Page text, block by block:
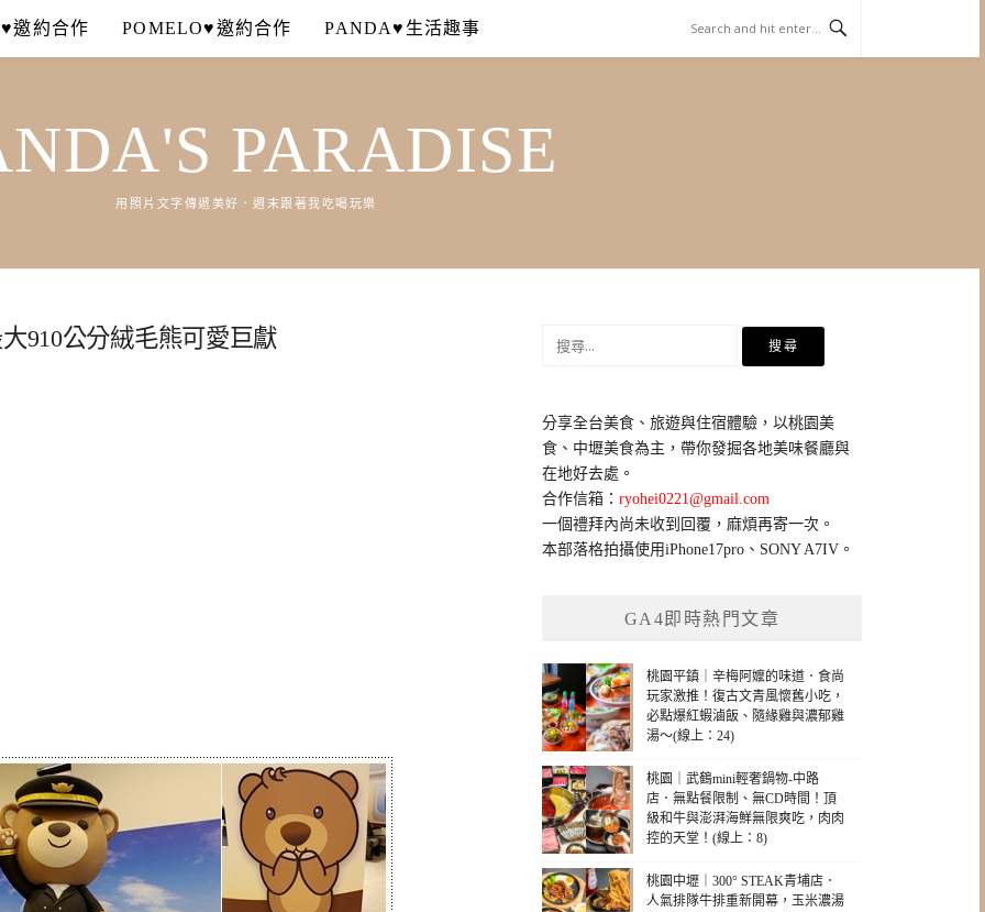
邀約合作 POMELO♥邀約合作 PANDA♥生活趣事
PARADISE
用照片文字傳遞美好．週末跟著我吃喝玩樂
910公分絨毛熊可愛巨獻
鍵
字:
分享全台美食、旅遊與住宿體驗，以桃園美
食、中壢美食為主，帶你發掘各地美味餐廳與
在地好去處。
合作信箱：ryohei0221@gmail.com
一個禮拜內尚未收到回覆，麻煩再寄一次。
本部落格拍攝使用iPhone17pro、SONY A7IV。
GA4即時熱門文章
桃園平鎮｜辛梅阿嬤的味道．食尚
玩家激推！復古文青風懷舊小吃，
必點爆紅蝦滷飯、隨緣雞與濃郁雞
湯～(線上：24)
桃園｜武鶴mini輕奢鍋物-中路
店．無點餐限制、無CD時間！頂
級和牛與澎湃海鮮無限爽吃，肉肉
控的天堂！(線上：8)
桃園中壢｜300° STEAK青埔店．
人氣排隊牛排重新開幕，玉米濃湯